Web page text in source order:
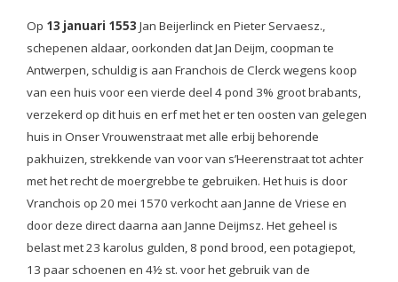
Op 13 januari 1553 Jan Beijerlinck en Pieter Servaesz.,
schepenen aldaar, oorkonden dat Jan Deijm, coopman te
Antwerpen, schuldig is aan Franchois de Clerck wegens koop
van een huis voor een vierde deel 4 pond 3% groot brabants,
verzekerd op dit huis en erf met het er ten oosten van gelegen
huis in Onser Vrouwenstraat met alle erbij behorende
pakhuizen, strekkende van voor van s’Heerenstraat tot achter
met het recht de moergrebbe te gebruiken. Het huis is door
Vranchois op 20 mei 1570 verkocht aan Janne de Vriese en
door deze direct daarna aan Janne Deijmsz. Het geheel is
belast met 23 karolus gulden, 8 pond brood, een potagiepot,
13 paar schoenen en 4½ st. voor het gebruik van de